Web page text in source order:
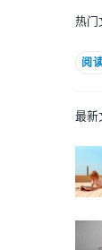
热门
阅
最新